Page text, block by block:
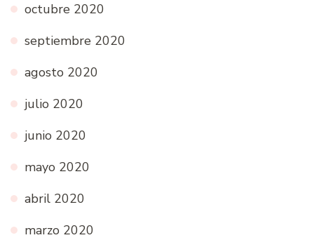
octubre 2020
septiembre 2020
agosto 2020
julio 2020
junio 2020
mayo 2020
abril 2020
marzo 2020